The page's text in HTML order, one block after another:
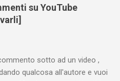
su YouTube
sotto ad un video ,
qualcosa all'autore e vuoi